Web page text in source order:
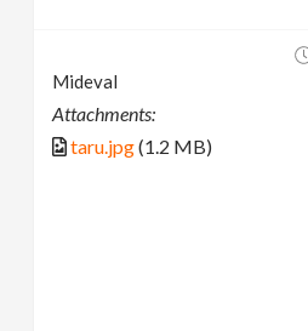
Mideval
Attachments:
taru.jpg(1.2 MB)